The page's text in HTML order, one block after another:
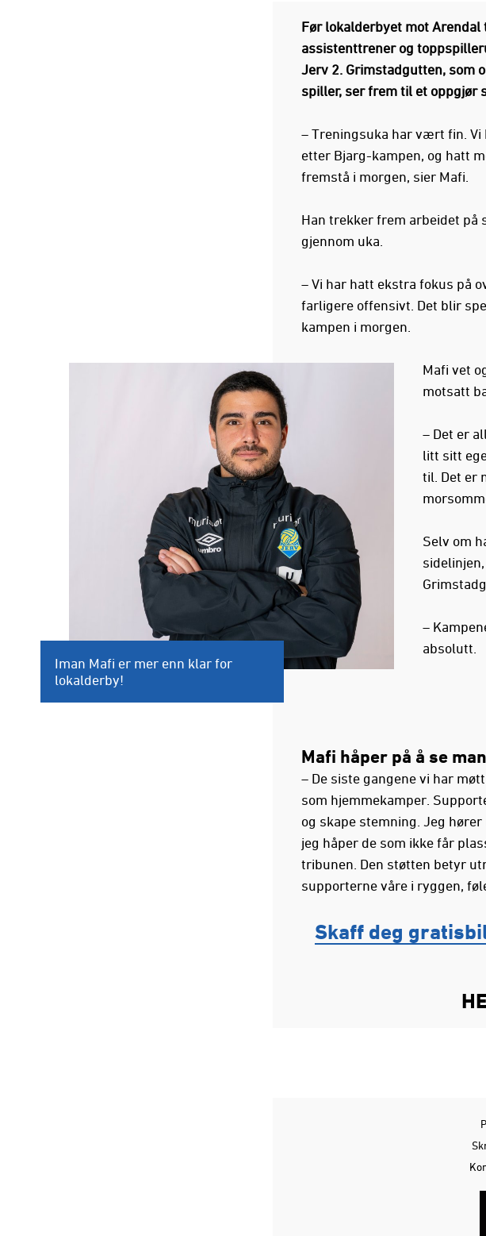
Før lokalderbyet mot Arendal
assistenttrener og
Jerv 2. Grimstadgutten, som
spiller, ser frem til et oppgjør
– Treningsuka har vært fin.
etter Bjarg-kampen, og hatt
fremstå i morgen, sier Mafi.
Han trekker frem arbeidet på
gjennom uka.
– Vi har hatt ekstra fokus på
farligere offensivt. Det blir
kampen i morgen.
Iman Mafi er mer enn klar for
lokalderby!
Mafi vet
motsatt
– Det er
litt sitt
til. Det er
Selv om
–
absolutt.
Mafi håper på å se
– De siste gangene vi har
som hjemmekamper.
og skape stemning. Jeg
jeg håper de som ikke får
tribunen. Den støtten betyr
supporterne våre i ryggen,
Skaff deg